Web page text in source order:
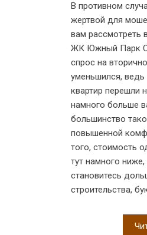
В противном
жертвой для
вам рассмотреть
ЖК Южный Парк
спрос на
уменьшился, ведь
квартир перешли
намного больше
большинство
повышенной
того, стоимость
тут намного
становитесь
строительства,